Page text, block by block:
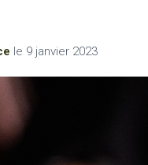
le 9 janvier 2023